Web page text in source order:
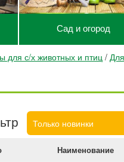
Сад и огород
для с/х животных и птиц /
Только новинки
Наименование